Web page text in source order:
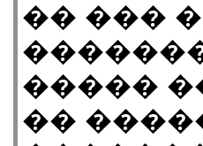
�� ���
�����
��